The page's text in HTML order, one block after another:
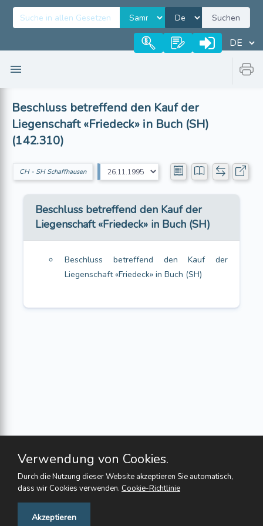
Suchen
Beschluss betreffend den Kauf der
Liegenschaft «Friedeck» in Buch (SH)
(142.310)
CH - SH Schaffhausen
Beschluss betreffend den Kauf der
Liegenschaft «Friedeck» in Buch (SH)
Beschluss betreffend den Kauf der
Liegenschaft «Friedeck» in Buch (SH)
Verwendung von Cookies.
Durch die Nutzung dieser Website akzeptieren Sie automatisch,
dass wir Cookies verwenden. Cookie-Richtlinie
Akzeptieren